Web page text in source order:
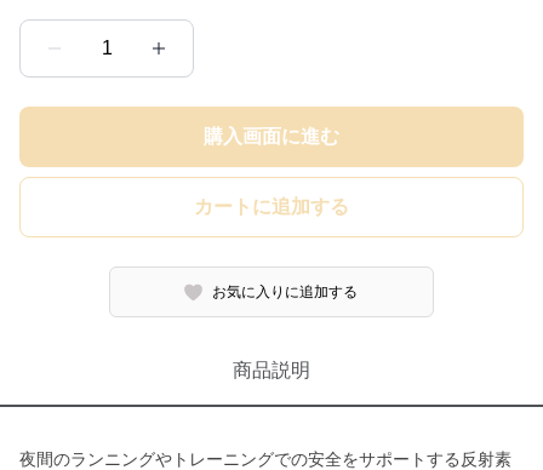
1
購入画面に進む
カートに追加する
お気に入りに追加する
商品説明
夜間のランニングやトレーニングでの安全をサポートする反射素